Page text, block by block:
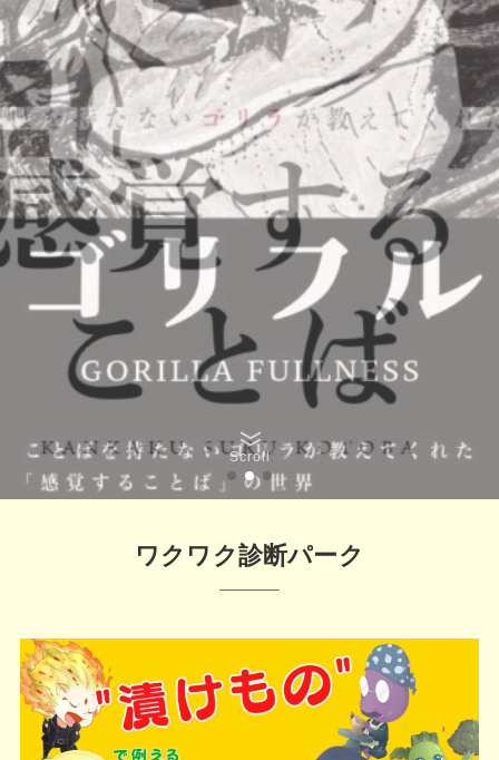
Scroll
ワクワク診断パーク